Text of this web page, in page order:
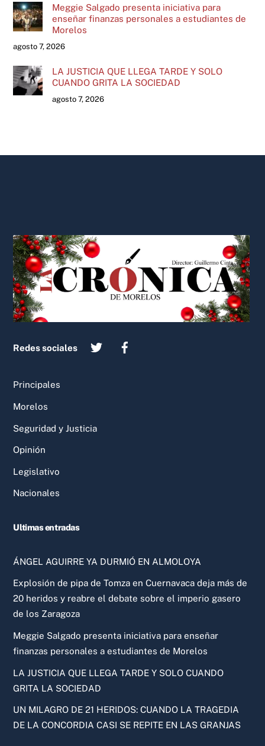
Meggie Salgado presenta iniciativa para
enseñar finanzas personales a estudiantes de
Morelos
agosto 7, 2026
LA JUSTICIA QUE LLEGA TARDE Y SOLO
CUANDO GRITA LA SOCIEDAD
agosto 7, 2026
To
Top
Redes sociales
Principales
Morelos
Seguridad y Justicia
Opinión
Legislativo
Nacionales
Ultimas entradas
ÁNGEL AGUIRRE YA DURMIÓ EN ALMOLOYA
Explosión de pipa de Tomza en Cuernavaca deja más de
20 heridos y reabre el debate sobre el imperio gasero
de los Zaragoza
Meggie Salgado presenta iniciativa para enseñar
finanzas personales a estudiantes de Morelos
LA JUSTICIA QUE LLEGA TARDE Y SOLO CUANDO
GRITA LA SOCIEDAD
UN MILAGRO DE 21 HERIDOS: CUANDO LA TRAGEDIA
DE LA CONCORDIA CASI SE REPITE EN LAS GRANJAS